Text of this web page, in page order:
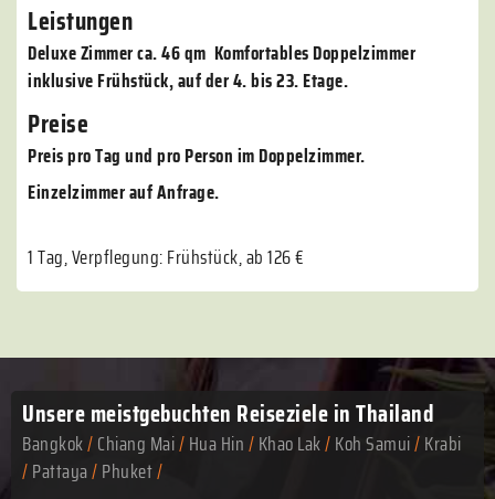
Leistungen
Deluxe Zimmer ca. 46 qm Komfortables Doppelzimmer
inklusive Frühstück, auf der 4. bis 23. Etage.
Preise
Preis pro Tag und pro Person im Doppelzimmer.
Einzelzimmer auf Anfrage.
1 Tag, Verpflegung: Frühstück, ab 126 €
Unsere meistgebuchten Reiseziele in Thailand
Bangkok/Chiang Mai/Hua Hin/Khao Lak/Koh Samui/Krabi
/Pattaya/Phuket/